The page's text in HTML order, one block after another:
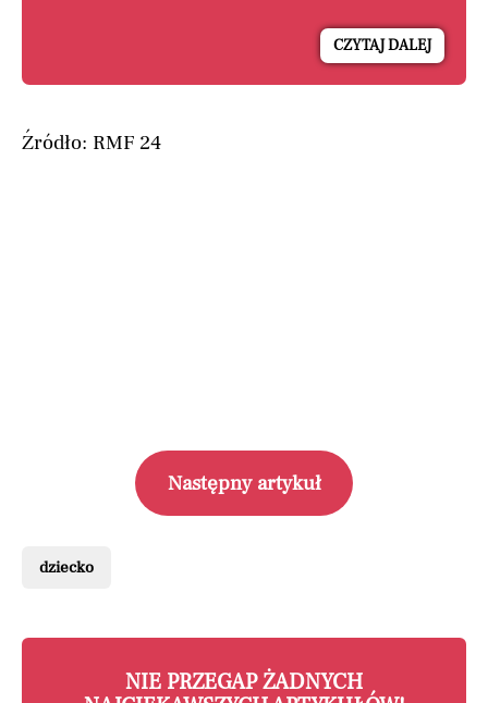
CZYTAJ DALEJ
Źródło: RMF 24
Następny artykuł
dziecko
NIE PRZEGAP ŻADNYCH